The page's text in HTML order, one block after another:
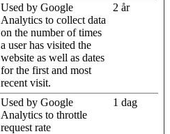
Used by Google
Analytics to collect data
on the number of times
a user has visited the
website as well as dates
for the first and most
recent visit.
2 år
Used by Google
Analytics to throttle
request rate
1 dag